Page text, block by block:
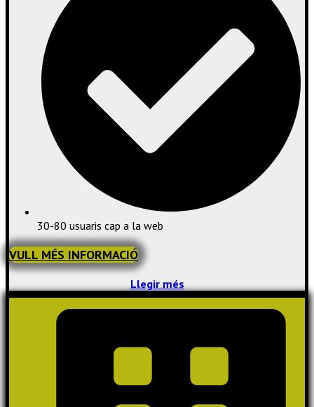
30-80 usuaris cap a la web
VULL MÉS INFORMACIÓ
Llegir més